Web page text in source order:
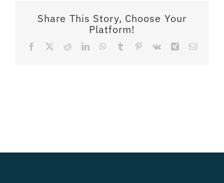
Share This Story, Choose Your
Platform!
Facebook RedditLinkedInWhatsApp
Tumblr Pinterest
Vk Xing Email